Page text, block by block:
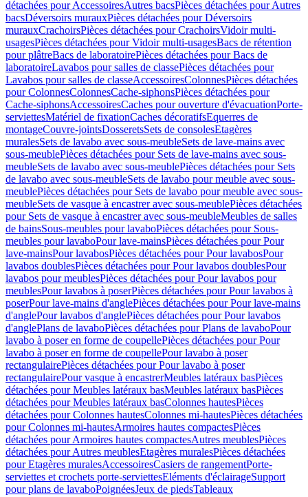
détachées pour AccessoiresAutres bacsPièces détachées pour Autres
bacsDéversoirs murauxPièces détachées pour Déversoirs
murauxCrachoirsPièces détachées pour CrachoirsVidoir multi-
usagesPièces détachées pour Vidoir multi-usagesBacs de rétention
pour plâtreBacs de laboratoirePièces détachées pour Bacs de
laboratoireLavabos pour salles de classePièces détachées pour
Lavabos pour salles de classeAccessoiresColonnesPièces détachées
pour ColonnesColonnesCache-siphonsPièces détachées pour
Cache-siphonsAccessoiresCaches pour ouverture d'évacuationPorte-
serviettesMatériel de fixationCaches décoratifsEquerres de
montageCouvre-jointsDosseretsSets de consolesEtagères
muralesSets de lavabo avec sous-meubleSets de lave-mains avec
sous-meublePièces détachées pour Sets de lave-mains avec sous-
meubleSets de lavabo avec sous-meublePièces détachées pour Sets
de lavabo avec sous-meubleSets de lavabo pour meuble avec sous-
meublePièces détachées pour Sets de lavabo pour meuble avec sous-
meubleSets de vasque à encastrer avec sous-meublePièces détachées
pour Sets de vasque à encastrer avec sous-meubleMeubles de salles
de bainsSous-meubles pour lavaboPièces détachées pour Sous-
meubles pour lavaboPour lave-mainsPièces détachées pour Pour
lave-mainsPour lavabosPièces détachées pour Pour lavabosPour
lavabos doublesPièces détachées pour Pour lavabos doublesPour
lavabos pour meublesPièces détachées pour Pour lavabos pour
meublesPour lavabos à poserPièces détachées pour Pour lavabos à
poserPour lave-mains d'anglePièces détachées pour Pour lave-mains
d'anglePour lavabos d'anglePièces détachées pour Pour lavabos
d'anglePlans de lavaboPièces détachées pour Plans de lavaboPour
lavabo à poser en forme de coupellePièces détachées pour Pour
lavabo à poser en forme de coupellePour lavabo à poser
rectangulairePièces détachées pour Pour lavabo à poser
rectangulairePour vasque à encastrerMeubles latéraux basPièces
détachées pour Meubles latéraux basMeubles latéraux basPièces
détachées pour Meubles latéraux basColonnes hautesPièces
détachées pour Colonnes hautesColonnes mi-hautesPièces détachées
pour Colonnes mi-hautesArmoires hautes compactesPièces
détachées pour Armoires hautes compactesAutres meublesPièces
détachées pour Autres meublesEtagères muralesPièces détachées
pour Etagères muralesAccessoiresCasiers de rangementPorte-
serviettes et crochets porte-serviettesEléments d'éclairageSupport
pour plans de lavaboPoignéesJeux de piedsTableaux